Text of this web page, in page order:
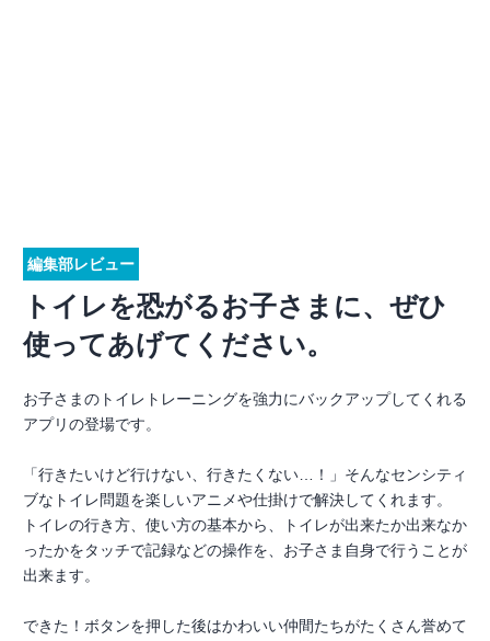
編集部レビュー
トイレを恐がるお子さまに、ぜひ
使ってあげてください。
お子さまのトイレトレーニングを強力にバックアップしてくれる
アプリの登場です。
「行きたいけど行けない、行きたくない…！」そんなセンシティ
ブなトイレ問題を楽しいアニメや仕掛けで解決してくれます。
トイレの行き方、使い方の基本から、トイレが出来たか出来なか
ったかをタッチで記録などの操作を、お子さま自身で行うことが
出来ます。
できた！ボタンを押した後はかわいい仲間たちがたくさん誉めて